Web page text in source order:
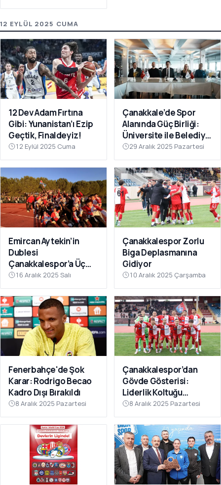
12 EYLÜL 2025 CUMA
12 Dev Adam Fırtına
Gibi: Yunanistan’ı Ezip
Geçtik, Finaldeyiz!
12 Eylül 2025 Cuma
Çanakkale’de Spor
Alanında Güç Birliği:
Üniversite ile Belediye
Kulüpleri İş Birliği Yaptı
29 Aralık 2025 Pazartesi
Emircan Aytekin’in
Dublesi
Çanakkalespor’a Üç
Puanı Getirdi
16 Aralık 2025 Salı
Çanakkalespor Zorlu
Biga Deplasmanına
Gidiyor
10 Aralık 2025 Çarşamba
Fenerbahçe'de Şok
Karar: Rodrigo Becao
Kadro Dışı Bırakıldı
8 Aralık 2025 Pazartesi
Çanakkalespor’dan
Gövde Gösterisi:
Liderlik Koltuğu
Bırakılmıyor!
8 Aralık 2025 Pazartesi